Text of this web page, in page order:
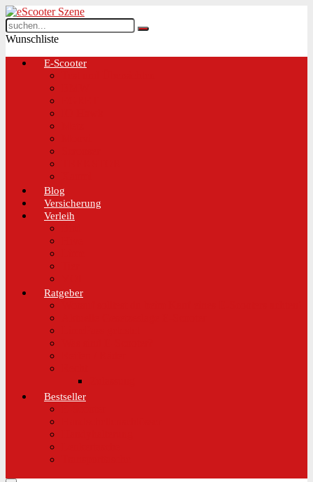
Wunschliste
E-Scooter
Blog
Versicherung
Verleih
Ratgeber
Bestseller